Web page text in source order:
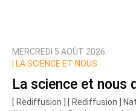
MERCREDI 5 AOÛT 2026
LA SCIENCE ET NOUS
La science et nous
[ Rediffusion ] [ Rediffusion ]